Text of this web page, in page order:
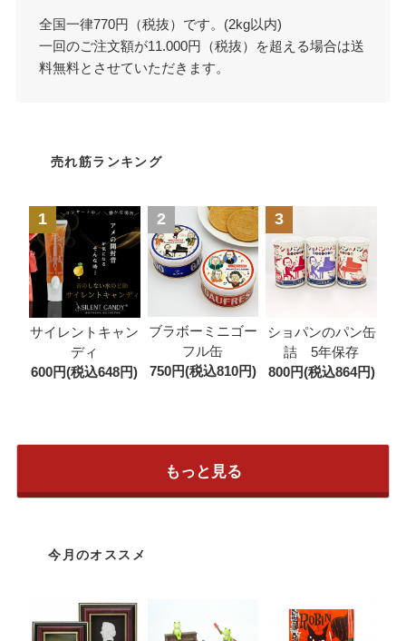
全国一律770円（税抜）です。(2kg以内)
一回のご注文額が11.000円（税抜）を超える場合は送
料無料とさせていただきます。
売れ筋ランキング
1
サイレントキャン
ディ
600円(税込648円)
2
ブラボーミニゴー
フル缶
750円(税込810円)
3
ショパンのパン缶
詰 5年保存
800円(税込864円)
もっと見る
今月のオススメ